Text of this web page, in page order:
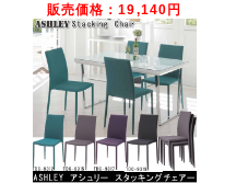
販売価格：19,140円